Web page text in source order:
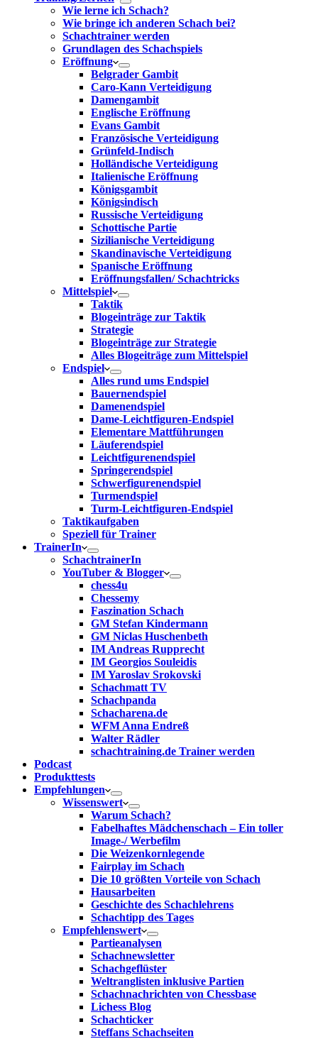
Wie lerne ich Schach?
Wie bringe ich anderen Schach bei?
Schachtrainer werden
Grundlagen des Schachspiels
Eröffnung
Belgrader Gambit
Caro-Kann Verteidigung
Damengambit
Englische Eröffnung
Evans Gambit
Französische Verteidigung
Grünfeld-Indisch
Holländische Verteidigung
Italienische Eröffnung
Königsgambit
Königsindisch
Russische Verteidigung
Schottische Partie
Sizilianische Verteidigung
Skandinavische Verteidigung
Spanische Eröffnung
Eröffnungsfallen/ Schachtricks
Mittelspiel
Taktik
Blogeinträge zur Taktik
Strategie
Blogeinträge zur Strategie
Alles Blogeiträge zum Mittelspiel
Endspiel
Alles rund ums Endspiel
Bauernendspiel
Damenendspiel
Dame-Leichtfiguren-Endspiel
Elementare Mattführungen
Läuferendspiel
Leichtfigurenendspiel
Springerendspiel
Schwerfigurenendspiel
Turmendspiel
Turm-Leichtfiguren-Endspiel
Taktikaufgaben
Speziell für Trainer
TrainerIn
SchachtrainerIn
YouTuber & Blogger
chess4u
Chessemy
Faszination Schach
GM Stefan Kindermann
GM Niclas Huschenbeth
IM Andreas Rupprecht
IM Georgios Souleidis
IM Yaroslav Srokovski
Schachmatt TV
Schachpanda
Schacharena.de
WFM Anna Endreß
Walter Rädler
schachtraining.de Trainer werden
Podcast
Produkttests
Empfehlungen
Wissenswert
Warum Schach?
Fabelhaftes Mädchenschach – Ein toller
Image-/ Werbefilm
Die Weizenkornlegende
Fairplay im Schach
Die 10 größten Vorteile von Schach‎
Hausarbeiten
Geschichte des Schachlehrens
Schachtipp des Tages
Empfehlenswert
Partieanalysen
Schachnewsletter
Schachgeflüster
Weltranglisten inklusive Partien
Schachnachrichten von Chessbase
Lichess Blog
Schachticker
Steffans Schachseiten